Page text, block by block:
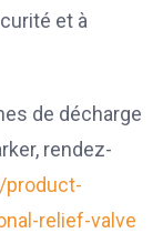
et à
de décharge
rendez-
relief-valve